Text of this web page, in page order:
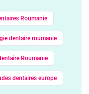
Roumanie
dentaire roumanie
Roumanie
dentaires europe